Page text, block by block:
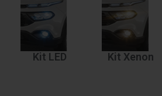
Kit LED Kit Xenon